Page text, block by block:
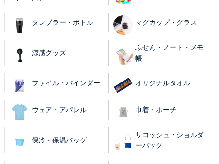
タンブラー・ボトル マグカップ・グラス
涼感グッズ
ふせん・ノート・メモ
帳
ファイル・バインダー オリジナルタオル
ウェア・アパレル 巾着・ポーチ
保冷・保温バッグ
サコッシュ・ショルダ
ーバッグ